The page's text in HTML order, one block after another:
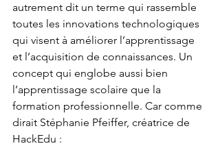
autrement dit un terme qui rassemble
toutes les innovations technologiques
qui visent à améliorer l’apprentissage
et l’acquisition de connaissances. Un
concept qui englobe aussi bien
l’apprentissage scolaire que la
formation professionnelle. Car comme
dirait Stéphanie Pfeiffer, créatrice de
HackEdu :